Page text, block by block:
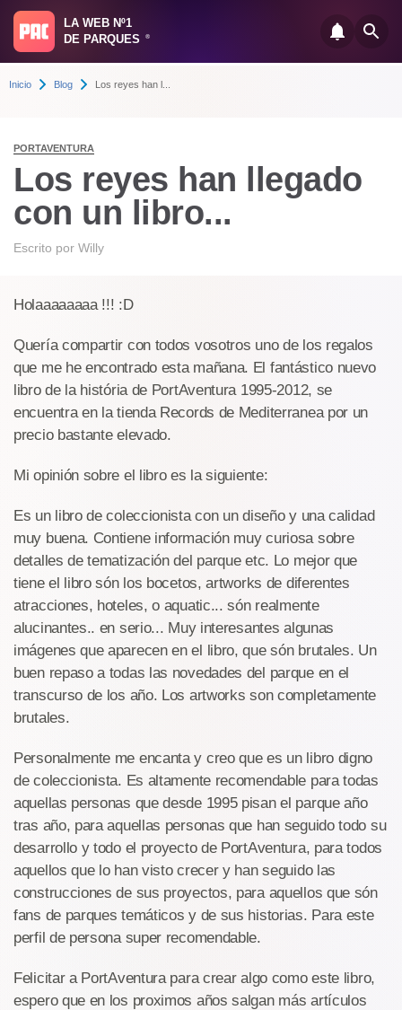
LA WEB Nº1
DE PARQUES
®
Inicio Blog Los reyes han l...
PORTAVENTURA
Los reyes han llegado
con un libro...
Escrito por Willy
Holaaaaaaaa !!! :D
Quería compartir con todos vosotros uno de los regalos
que me he encontrado esta mañana. El fantástico nuevo
libro de la história de PortAventura 1995-2012, se
encuentra en la tienda Records de Mediterranea por un
precio bastante elevado.
Mi opinión sobre el libro es la siguiente:
Es un libro de coleccionista con un diseño y una calidad
muy buena. Contiene información muy curiosa sobre
detalles de tematización del parque etc. Lo mejor que
tiene el libro són los bocetos, artworks de diferentes
atracciones, hoteles, o aquatic... són realmente
alucinantes.. en serio... Muy interesantes algunas
imágenes que aparecen en el libro, que són brutales. Un
buen repaso a todas las novedades del parque en el
transcurso de los año. Los artworks son completamente
brutales.
Personalmente me encanta y creo que es un libro digno
de coleccionista. Es altamente recomendable para todas
aquellas personas que desde 1995 pisan el parque año
tras año, para aquellas personas que han seguido todo su
desarrollo y todo el proyecto de PortAventura, para todos
aquellos que lo han visto crecer y han seguido las
construcciones de sus proyectos, para aquellos que són
fans de parques temáticos y de sus historias. Para este
perfil de persona super recomendable.
Felicitar a PortAventura para crear algo como este libro,
espero que en los proximos años salgan más artículos